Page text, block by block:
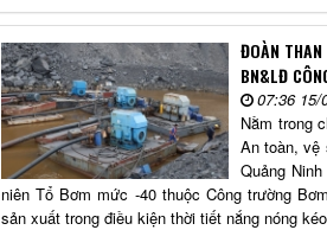
ĐOÀN
BN&LĐ
07:36 15/
Nằm trong
An toàn, vệ
Quảng
niên Tổ Bơm mức -40 thuộc Công trường
sản xuất trong điều kiện thời tiết nắng nóng